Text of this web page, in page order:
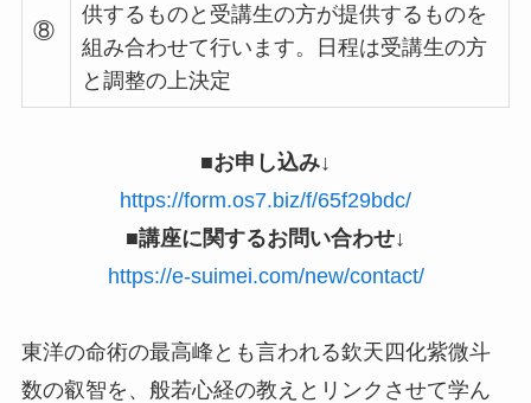
⑧
供するものと受講生の方が提供するものを
組み合わせて行います。日程は受講生の方
と調整の上決定
■お申し込み↓
https://form.os7.biz/f/65f29bdc/
■講座に関するお問い合わせ↓
https://e-suimei.com/new/contact/
東洋の命術の最高峰とも言われる欽天四化紫微斗
数の叡智を、般若心経の教えとリンクさせて学ん